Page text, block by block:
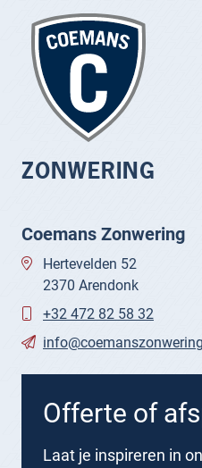
ZONWERING
Coemans Zonwering
Hertevelden 52
2370 Arendonk
+32 472 82 58 32
Offerte of
Laat je inspireren in